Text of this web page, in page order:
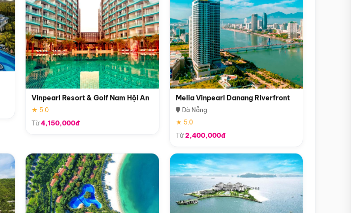
Vinpearl Resort & Golf Nam Hội An
★ 5.0
Từ4,150,000đ
Melia Vinpearl Danang Riverfront
Đà Nẵng
★ 5.0
Từ2,400,000đ